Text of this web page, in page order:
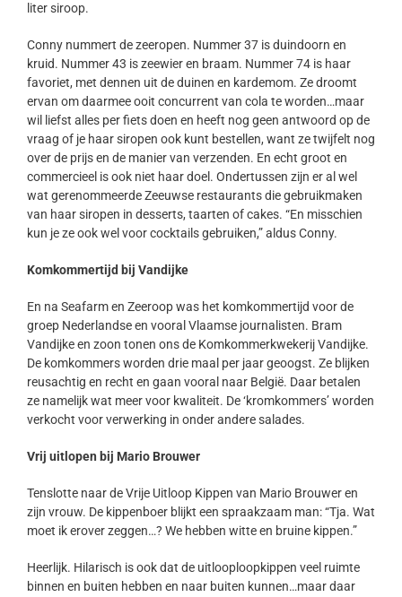
liter siroop.
Conny nummert de zeeropen. Nummer 37 is duindoorn en
kruid. Nummer 43 is zeewier en braam. Nummer 74 is haar
favoriet, met dennen uit de duinen en kardemom. Ze droomt
ervan om daarmee ooit concurrent van cola te worden…maar
wil liefst alles per fiets doen en heeft nog geen antwoord op de
vraag of je haar siropen ook kunt bestellen, want ze twijfelt nog
over de prijs en de manier van verzenden. En echt groot en
commercieel is ook niet haar doel. Ondertussen zijn er al wel
wat gerenommeerde Zeeuwse restaurants die gebruikmaken
van haar siropen in desserts, taarten of cakes. “En misschien
kun je ze ook wel voor cocktails gebruiken,” aldus Conny.
Komkommertijd bij Vandijke
En na Seafarm en Zeeroop was het komkommertijd voor de
groep Nederlandse en vooral Vlaamse journalisten. Bram
Vandijke en zoon tonen ons de Komkommerkwekerij Vandijke.
De komkommers worden drie maal per jaar geoogst. Ze blijken
reusachtig en recht en gaan vooral naar België. Daar betalen
ze namelijk wat meer voor kwaliteit. De ‘kromkommers’ worden
verkocht voor verwerking in onder andere salades.
Vrij uitlopen bij Mario Brouwer
Tenslotte naar de Vrije Uitloop Kippen van Mario Brouwer en
zijn vrouw. De kippenboer blijkt een spraakzaam man: “Tja. Wat
moet ik erover zeggen…? We hebben witte en bruine kippen.”
Heerlijk. Hilarisch is ook dat de uitlooploopkippen veel ruimte
binnen en buiten hebben en naar buiten kunnen…maar daar